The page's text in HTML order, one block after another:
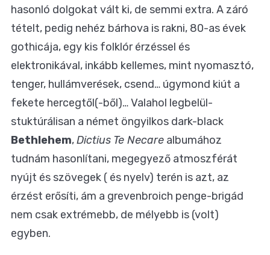
hasonló dolgokat vált ki, de semmi extra. A záró
tételt, pedig nehéz bárhova is rakni, 80-as évek
gothicája, egy kis folklór érzéssel és
elektronikával, inkább kellemes, mint nyomasztó,
tenger, hullámverések, csend… úgymond kiút a
fekete hercegtől(-ből)… Valahol legbelül-
stuktúrálisan a német öngyilkos dark-black
Bethlehem,Dictius Te Necare albumához
tudnám hasonlítani, megegyező atmoszférát
nyújt és szövegek ( és nyelv) terén is azt, az
érzést erősíti, ám a grevenbroich penge-brigád
nem csak extrémebb, de mélyebb is (volt)
egyben.